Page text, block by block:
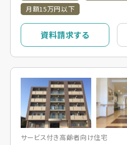
月額15万円以下
資料請求する
サービス付き高齢者向け住宅